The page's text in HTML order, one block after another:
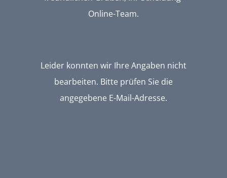
Online-Team.
Leider konnten wir Ihre Angaben nicht
bearbeiten. Bitte prüfen Sie die
angegebene E-Mail-Adresse.